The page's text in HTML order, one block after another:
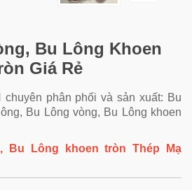
Bu Lông Khoen
Giá Rẻ
phân phối và sản xuất: Bu
Bu Lông vòng, Bu Lông khoen
Bu Lông khoen tròn Thép Mạ